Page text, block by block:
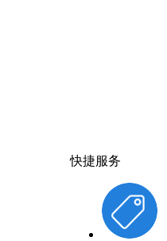
快捷服务